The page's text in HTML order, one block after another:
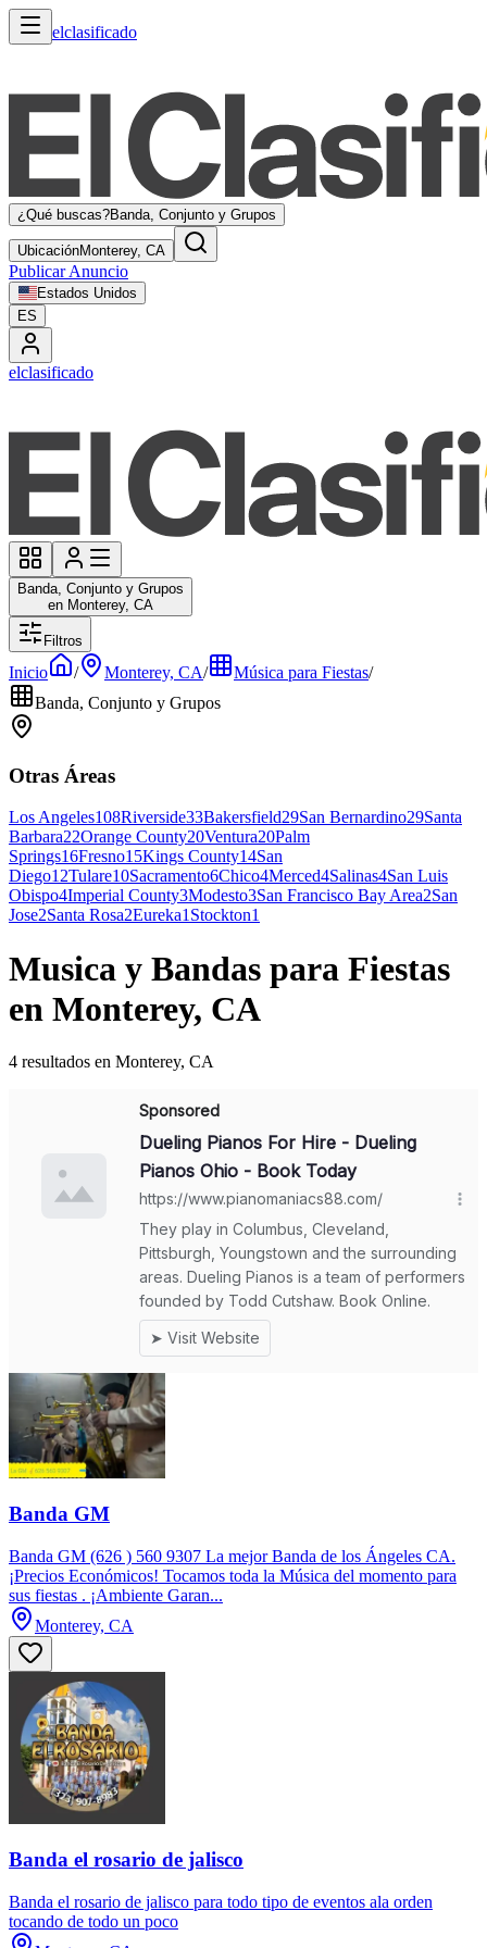
elclasificado
¿Qué buscas?Banda, Conjunto y Grupos
UbicaciónMonterey, CA
Publicar Anuncio
Estados Unidos
ES
elclasificado
Banda, Conjunto y Grupos
en Monterey, CA
Filtros
Inicio / Monterey, CA/ Música para Fiestas/
Banda, Conjunto y Grupos
Otras Áreas
Los Angeles108Riverside33Bakersfield29San Bernardino29Santa
Barbara22Orange County20Ventura20Palm
Springs16Fresno15Kings County14San
Diego12Tulare10Sacramento6Chico4Merced4Salinas4San Luis
Obispo4Imperial County3Modesto3San Francisco Bay Area2San
Jose2Santa Rosa2Eureka1Stockton1
Musica y Bandas para Fiestas
en Monterey, CA
4 resultados en Monterey, CA
Banda GM
Banda GM (626 ) 560 9307 La mejor Banda de los Ángeles CA.
¡Precios Económicos! Tocamos toda la Música del momento para
sus fiestas . ¡Ambiente Garan...
Monterey, CA
Banda el rosario de jalisco
Banda el rosario de jalisco para todo tipo de eventos ala orden
tocando de todo un poco